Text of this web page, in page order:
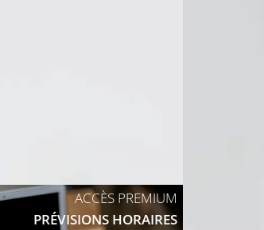
11°C
ACCÈS PREMIUM
PRÉVISIONS HORAIRES